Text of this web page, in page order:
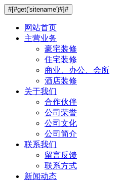
#[#get('sitename')#]#
网站首页
主营业务
豪宅装修
住宅装修
商业、办公、会所
酒店装修
关于我们
合作伙伴
公司荣誉
公司文化
公司简介
联系我们
留言反馈
联系方式
新闻动态